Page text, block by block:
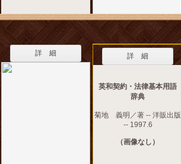
詳 細 詳 細
英和契約・法律基本用語
辞典
菊地 義明／著 -- 洋販出版
-- 1997.6
（画像なし）